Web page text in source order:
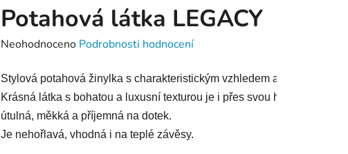
Potahová látka LEGACY
Průměrné
produktu
je
0,0
z
Neohodnoceno Podrobnosti hodnocení
Stylová potahová žinylka s charakteristickým vzhledem a zajímavou
Krásná látka s bohatou a luxusní texturou je i přes svou hustou vazbu
útulná, měkká a příjemná na dotek.
Je nehořlavá, vhodná i na teplé závěsy.